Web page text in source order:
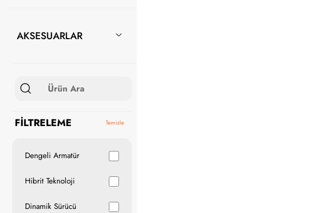
AKSESUARLAR
FİLTRELEME
Dengeli Armatür
Hibrit Teknoloji
Dinamik Sürücü
Temizle